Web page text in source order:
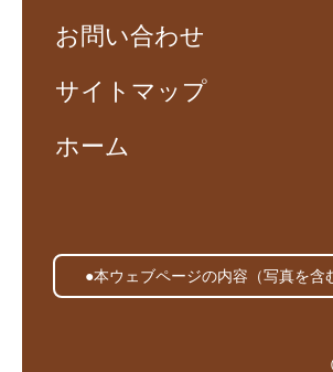
お問い合わせ
サイトマップ
ホーム
●本ウェブページの内容（写真を